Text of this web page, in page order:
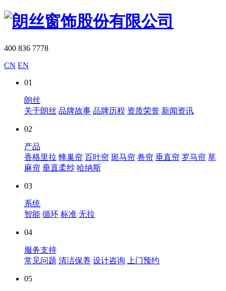
400 836 7778
CN EN
01
朗丝
关于朗丝 品牌故事 品牌历程 资质荣誉 新闻资讯
02
产品
香格里拉 蜂巢帘 百叶帘 斑马帘 卷帘 垂直帘 罗马帘 草
麻帘 垂直柔纱 哈纳斯
03
系统
智能 循环 标准 无拉
04
服务支持
常见问题 清洁保养 设计咨询 上门预约
05